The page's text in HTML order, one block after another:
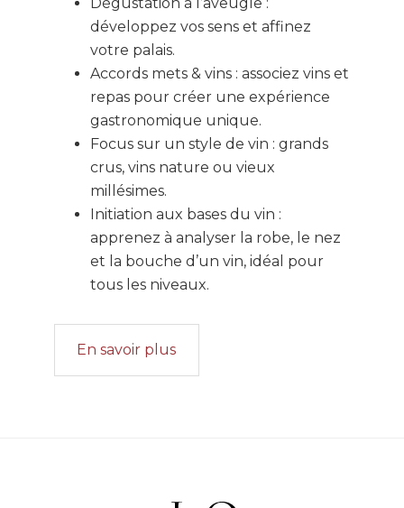
développez vos sens et affinez
votre palais.
Accords mets & vins : associez vins et
repas pour créer une expérience
gastronomique unique.
Focus sur un style de vin : grands
crus, vins nature ou vieux
millésimes.
Initiation aux bases du vin :
apprenez à analyser la robe, le nez
et la bouche d’un vin, idéal pour
tous les niveaux.
En savoir plus